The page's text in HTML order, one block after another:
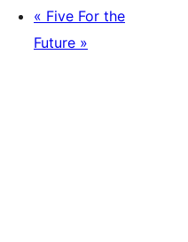
« Five For the
Future »